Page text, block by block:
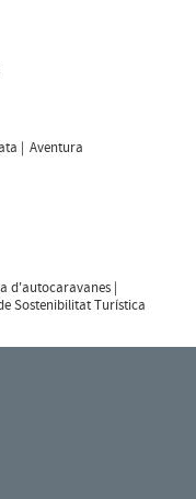
Aventura
d'autocaravanes
Sostenibilitat Turística